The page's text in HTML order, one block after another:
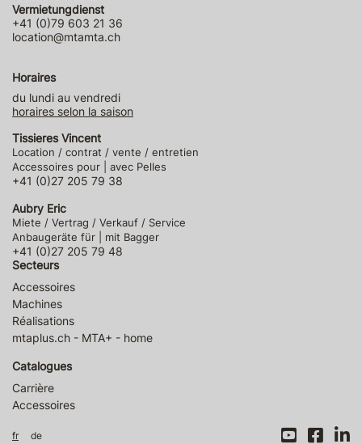
Vermietungdienst
+41 (0)79 603 21 36
location@mtamta.ch
Horaires
du lundi au vendredi
horaires selon la saison
Tissieres Vincent
Location / contrat / vente / entretien
Accessoires pour | avec Pelles
+41 (0)27 205 79 38
Aubry Eric
Miete / Vertrag / Verkauf / Service
Anbaugeräte für | mit Bagger
+41 (0)27 205 79 48
Secteurs
Accessoires
Machines
Réalisations
mtaplus.ch - MTA+ - home
Catalogues
Carrière
Accessoires
fr de